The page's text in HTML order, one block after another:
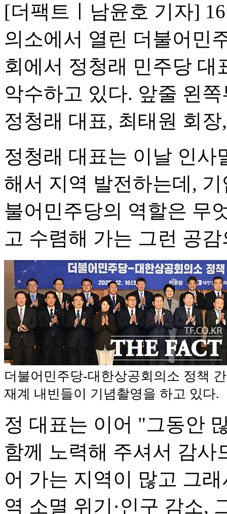
[더팩트ㅣ남윤호 기자]
의소에서 열린 더불어민
회에서 정청래 민주당 대
악수하고 있다. 앞줄 왼
정청래 대표, 최태원 회
정청래 대표는 이날 인
해서 지역 발전하는데,
불어민주당의 역할은 무
고 수렴해 가는 그런 공
더불어민주당-대한상공회의소 정책
재계 내빈들이 기념촬영을 하고 있다.
정 대표는 이어 "그동안
함께 노력해 주셔서 감
어 가는 지역이 많고 그
역 소멸 위기·인구 감소,